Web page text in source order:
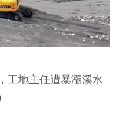
工地主任遭暴漲溪水